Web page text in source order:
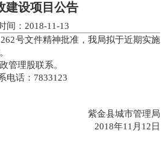
建设项目公告
间：2018-11-13
号文件精神批准，我局拟于近期实施
管理股联系。
电话：7833123
紫金县城市管理局
2018年11月12日